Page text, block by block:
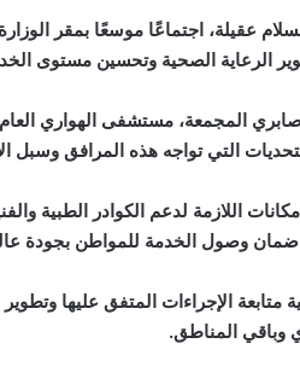
عقيلة، اجتماعًا موسعًا بمقر
الرعاية الصحية وتحسين مستوى
المجمعة، مستشفى الهواري
التي تواجه هذه المرافق وسبل
اللازمة لدعم الكوادر الطبية
ضمان وصول الخدمة للمواطن بجودة
متابعة الإجراءات المتفق عليها
وباقي المناطق.